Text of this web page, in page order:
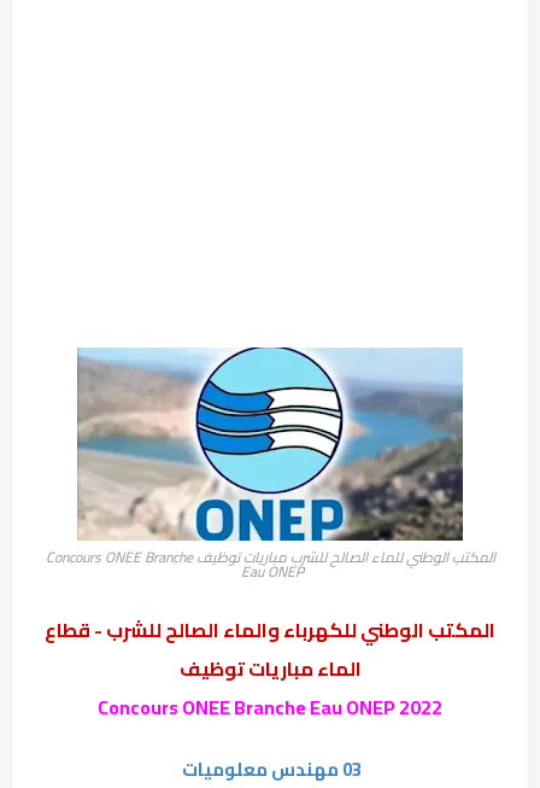
المكتب الوطني للماء الصالح للشرب مباريات توظيف Concours ONEE Branche
Eau ONEP
المكتب الوطني للكهرباء والماء الصالح للشرب - قطاع
الماء مباريات توظيف
Concours ONEE Branche Eau ONEP 2022
03 مهندس معلوميات